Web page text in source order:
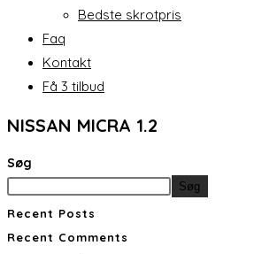
Bedste skrotpris
Faq
Kontakt
Få 3 tilbud
NISSAN MICRA 1.2
Søg
Søg
Recent Posts
Recent Comments